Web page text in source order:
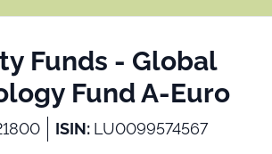
Funds - Global
Fund A-Euro
ISIN: LU0099574567